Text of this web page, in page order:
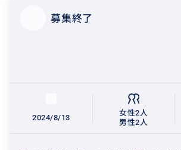
募集終了
2024/8/13
女性2人
男性2人